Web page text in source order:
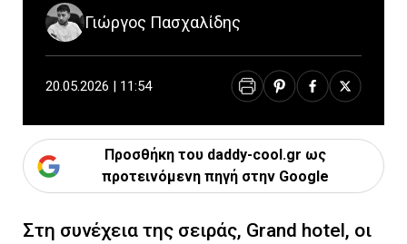
Γιώργος Πασχαλίδης
20.05.2026 | 11:54
Προσθήκη του daddy-cool.gr ως
προτεινόμενη πηγή στην Google
Στη συνέχεια της σειράς, Grand hotel, οι